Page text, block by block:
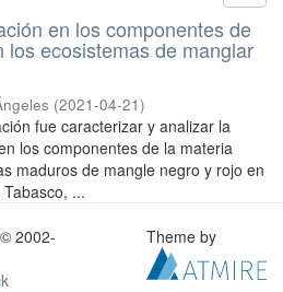
en los componentes de
los ecosistemas de manglar
(2021-04-21)
fue caracterizar y analizar la
los componentes de la materia
maduros de mangle negro y rojo en
...
2002-
Theme by